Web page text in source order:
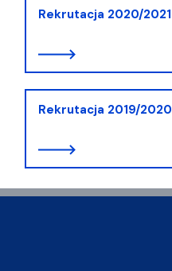
Rekrutacja 2020/2021
Rekrutacja 2019/2020